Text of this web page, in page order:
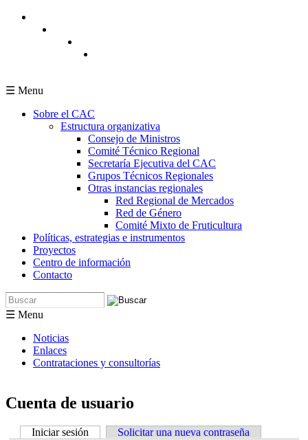
Pasar al contenido principal
☰ Menu
Sobre el CAC
Estructura organizativa
Consejo de Ministros
Comité Técnico Regional
Secretaría Ejecutiva del CAC
Grupos Técnicos Regionales
Otras instancias regionales
Red Regional de Mercados
Red de Género
Comité Mixto de Fruticultura
Políticas, estrategias e instrumentos
Proyectos
Centro de información
Contacto
Formulario de búsqueda
Buscar
☰ Menu
Noticias
Enlaces
Contrataciones y consultorías
Cuenta de usuario
Iniciar sesión (solapa activa)
Solicitar una nueva contraseña